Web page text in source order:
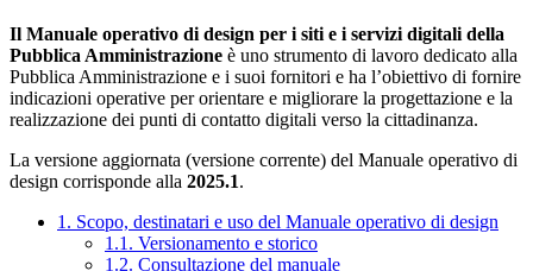
Il Manuale operativo di design per i siti e i servizi digitali della
Pubblica Amministrazione è uno strumento di lavoro dedicato alla
Pubblica Amministrazione e i suoi fornitori e ha l’obiettivo di fornire
indicazioni operative per orientare e migliorare la progettazione e la
realizzazione dei punti di contatto digitali verso la cittadinanza.
La versione aggiornata (versione corrente) del Manuale operativo di
design corrisponde alla 2025.1.
1. Scopo, destinatari e uso del Manuale operativo di design
1.1. Versionamento e storico
1.2. Consultazione del manuale